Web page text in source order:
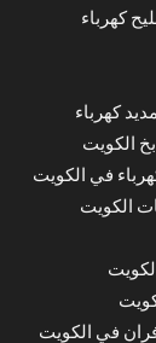
كهرباء
كهرباء
الكويت
في الكويت
الكويت
في الكويت